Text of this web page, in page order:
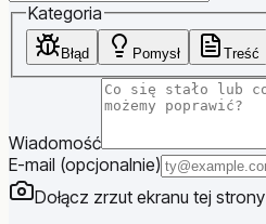
Kategoria
Błąd Pomysł Treść
Wiadomość
E-mail (opcjonalnie)
Dołącz zrzut ekranu tej strony